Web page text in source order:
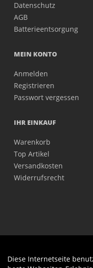
Datenschutz
AGB
Batterieentsorgung
MEIN KONTO
Anmelden
Registrieren
Passwort vergessen
IHR EINKAUF
Warenkorb
Top Artikel
Versandkosten
Widerrufsrecht
Diese Internetseite